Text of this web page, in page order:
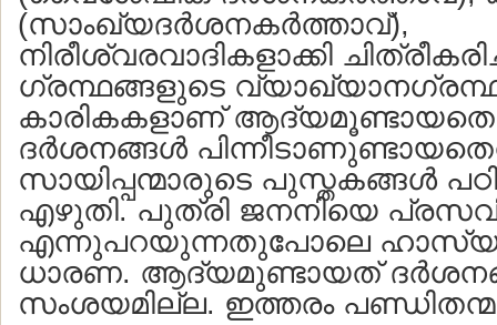
(സാംഖ്യദര്‍ശനകര്‍ത്താവ്),
നിരീശ്വരവാദികളാക്കി
ഗ്രന്ഥങ്ങളുടെ
കാരികകളാണ്
ദര്‍ശനങ്ങള്‍
സായിപ്പന്മാരുടെ പുസ്തകങ്ങള്‍
എഴുതി. പുത്രി ജനനിയെ
എന്നുപറയുന്നതുപോലെ
ധാരണ. ആദ്യമുണ്ടായത്
സംശയമില്ല. ഇത്തരം